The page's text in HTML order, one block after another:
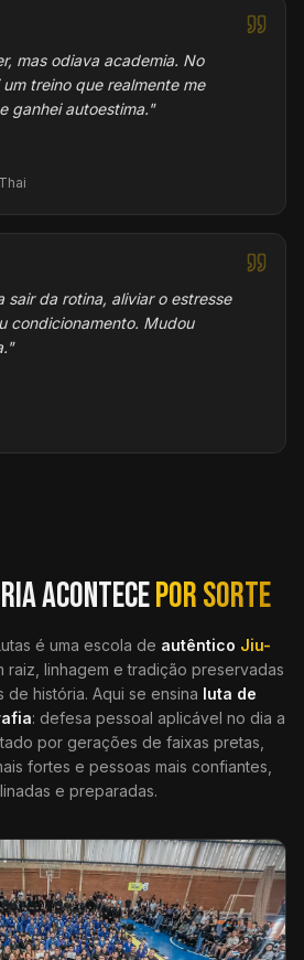
mas odiava academia. No
treino que realmente me
ganhei autoestima."
sair da rotina, aliviar o estresse
condicionamento. Mudou
"
ACONTECEPOR SORTE
é uma escola de autêntico Jiu-
raiz, linhagem e tradição preservadas
de história. Aqui se ensina luta de
: defesa pessoal aplicável no dia a
por gerações de faixas pretas,
fortes e pessoas mais confiantes,
e preparadas.